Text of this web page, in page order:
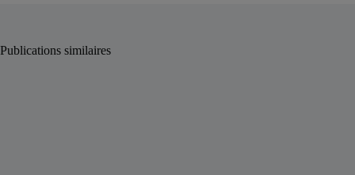
Publications similaires